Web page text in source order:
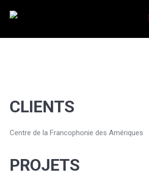
CLIENTS
Centre de la Francophonie des Amériques
PROJETS